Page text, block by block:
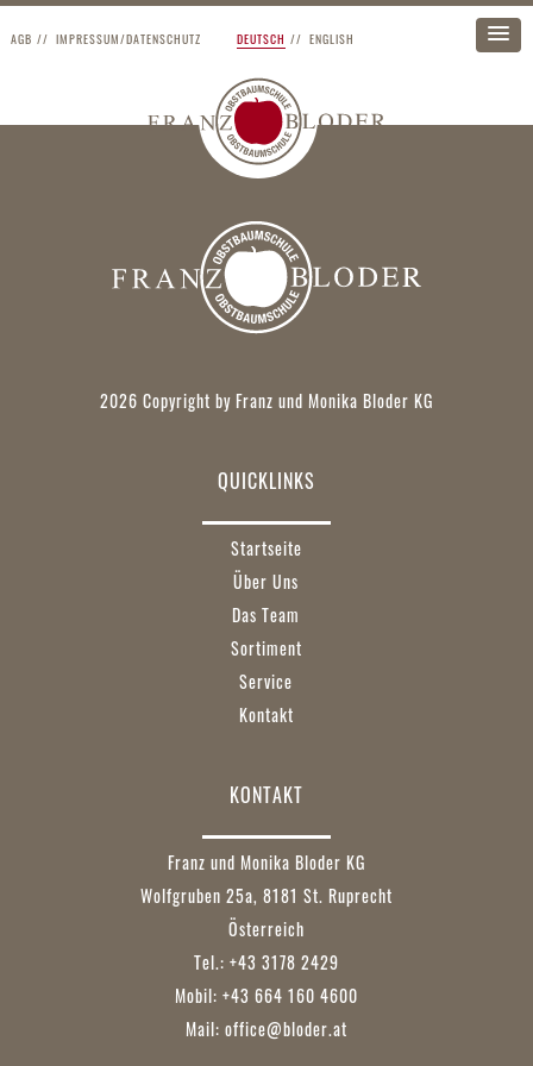
AGB IMPRESSUM/DATENSCHUTZ DEUTSCH ENGLISH
2026 Copyright by Franz und Monika Bloder KG
QUICKLINKS
Startseite
Über Uns
Das Team
Sortiment
Service
Kontakt
KONTAKT
Franz und Monika Bloder KG
Wolfgruben 25a, 8181 St. Ruprecht
Österreich
Tel.: +43 3178 2429
Mobil: +43 664 160 4600
Mail: office@bloder.at